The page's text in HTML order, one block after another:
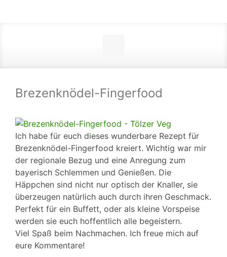
Brezenknödel-Fingerfood
Ich habe für euch dieses wunderbare Rezept für
Brezenknödel-Fingerfood kreiert. Wichtig war mir
der regionale Bezug und eine Anregung zum
bayerisch Schlemmen und Genießen. Die
Häppchen sind nicht nur optisch der Knaller, sie
überzeugen natürlich auch durch ihren Geschmack.
Perfekt für ein Buffett, oder als kleine Vorspeise
werden sie euch hoffentlich alle begeistern.
Viel Spaß beim Nachmachen. Ich freue mich auf
eure Kommentare!